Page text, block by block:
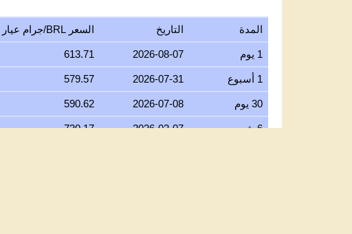
26 يوليو 2026 18,036.34
579.87
25 يوليو 2026 18,036.34
579.87
24 يوليو 2026 18,094.36
581.73
23 يوليو 2026 18,079.91
581.27
22 يوليو 2026 18,421.11
592.24
المدة التاريخ السعر BRL/جرام عيار 21
1 يوم 2026-08-07
613.71
1 أسبوع 2026-07-31
579.57
30 يوم 2026-07-08
590.62
6 شهور 2026-02-07
730.17